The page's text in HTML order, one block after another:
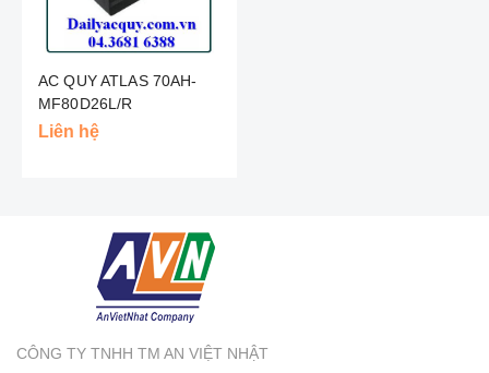
AC QUY ATLAS 70AH-
MF80D26L/R
Liên hệ
CÔNG TY TNHH TM AN VIỆT NHẬT